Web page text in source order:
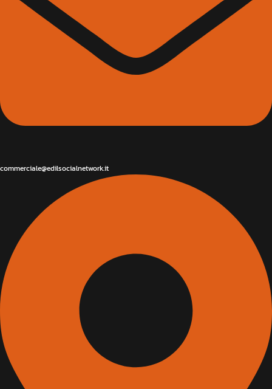
commerciale@edilsocialnetwork.it